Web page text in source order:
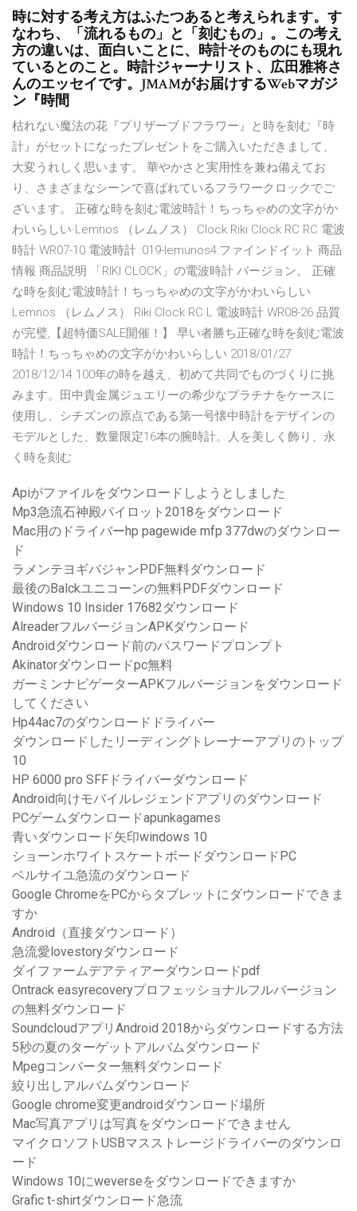
時に対する考え方はふたつあると考えられます。す
なわち、「流れるもの」と「刻むもの」。この考え
方の違いは、面白いことに、時計そのものにも現れ
ているとのこと。時計ジャーナリスト、広田雅将さ
んのエッセイです。JMAMがお届けするWebマガジ
ン『時間
枯れない魔法の花『プリザーブドフラワー』と時を刻む『時
計』がセットになったプレゼントをご購入いただきまして、
大変うれしく思います。 華やかさと実用性を兼ね備えてお
り、さまざまなシーンで喜ばれているフラワークロックでご
ざいます。 正確な時を刻む電波時計！ちっちゃめの文字がか
わいらしい·Lemnos （レムノス） Clock Riki Clock RC RC 電波
時計 WR07-10 電波時計 :019-lemunos4:ファインドイット 商品
情報 商品説明 「RIKI CLOCK」の電波時計 バージョン。 正確
な時を刻む電波時計！ちっちゃめの文字がかわいらしい
Lemnos （レムノス） Riki Clock RC L 電波時計 WR08-26 品質
が完璧,【超特価SALE開催！】 早い者勝ち正確な時を刻む電波
時計！ちっちゃめの文字がかわいらしい 2018/01/27
2018/12/14 100年の時を越え、初めて共同でものづくりに挑
みます。田中貴金属ジュエリーの希少なプラチナをケースに
使用し、シチズンの原点である第一号懐中時計をデザインの
モデルとした、数量限定16本の腕時計。人を美しく飾り、永
く時を刻む
Apiがファイルをダウンロードしようとしました
Mp3急流石神殿パイロット2018をダウンロード
Mac用のドライバーhp pagewide mfp 377dwのダウンロー
ド
ラメンテヨギバジャンPDF無料ダウンロード
最後のBalckユニコーンの無料PDFダウンロード
Windows 10 Insider 17682ダウンロード
AlreaderフルバージョンAPKダウンロード
Androidダウンロード前のパスワードプロンプト
Akinatorダウンロードpc無料
ガーミンナビゲーターAPKフルバージョンをダウンロード
してください
Hp44ac7のダウンロードドライバー
ダウンロードしたリーディングトレーナーアプリのトップ
10
HP 6000 pro SFFドライバーダウンロード
Android向けモバイルレジェンドアプリのダウンロード
PCゲームダウンロードapunkagames
青いダウンロード矢印windows 10
ショーンホワイトスケートボードダウンロードPC
ベルサイユ急流のダウンロード
Google ChromeをPCからタブレットにダウンロードできま
すか
Android（直接ダウンロード）
急流愛lovestoryダウンロード
ダイファームデアティアーダウンロードpdf
Ontrack easyrecoveryプロフェッショナルフルバージョン
の無料ダウンロード
SoundcloudアプリAndroid 2018からダウンロードする方法
5秒の夏のターゲットアルバムダウンロード
Mpegコンバーター無料ダウンロード
絞り出しアルバムダウンロード
Google chrome変更androidダウンロード場所
Mac写真アプリは写真をダウンロードできません
マイクロソフトUSBマスストレージドライバーのダウンロ
ード
Windows 10にweverseをダウンロードできますか
Grafic t-shirtダウンロード急流